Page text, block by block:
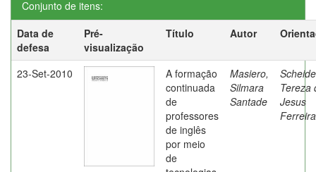
Conjunto de itens:
Data de
defesa
Pré-
visualização
Título Autor
23-Set-2010
A formação
continuada
de
professores
de inglês
por meio
de
Masiero,
Silmara
Santade
Tereza
Jesus
Ferreira